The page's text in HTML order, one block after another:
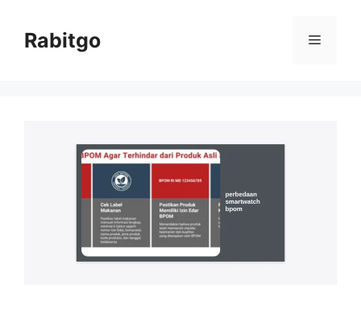
contentRabitgo Menu